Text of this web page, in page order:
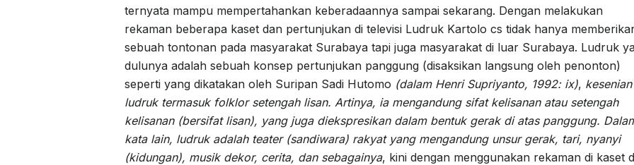
ternyata mampu mempertahankan keberadaannya sampai sekarang. Dengan melakukan
rekaman beberapa kaset dan pertunjukan di televisi Ludruk Kartolo cs tidak hanya
sebuah tontonan pada masyarakat Surabaya tapi juga masyarakat di luar Surabaya. Ludruk
dulunya adalah sebuah konsep pertunjukan panggung (disaksikan langsung oleh penonton)
seperti yang dikatakan oleh Suripan Sadi Hutomo (dalam Henri Supriyanto, 1992: ix), kesenian
ludruk termasuk folklor setengah lisan. Artinya, ia mengandung sifat kelisanan atau setengah
kelisanan (bersifat lisan), yang juga diekspresikan dalam bentuk gerak di atas panggung.
kata lain, ludruk adalah teater (sandiwara) rakyat yang mengandung unsur gerak, tari, nyanyi
(kidungan), musik dekor, cerita, dan sebagainya, kini dengan menggunakan rekaman di kaset